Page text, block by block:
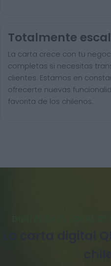
Totalmente
La carta crece con tu
completas si necesitas
clientes. Estamos en
ofrecerte nuevas
favorita de los chilenos.